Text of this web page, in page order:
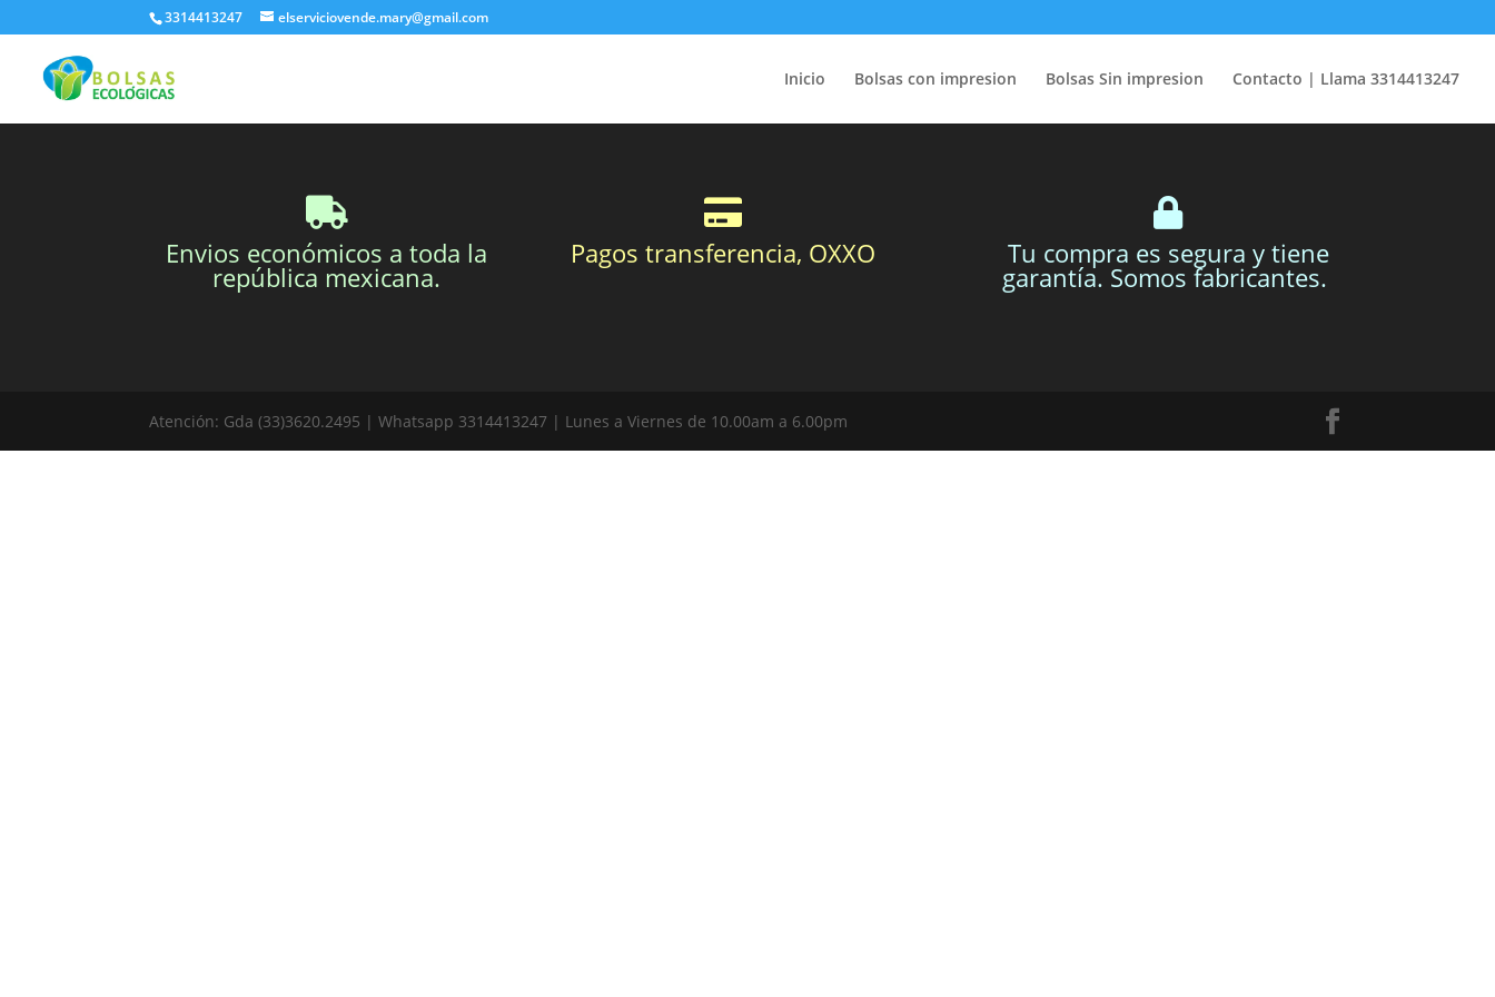
3314413247 elserviciovende.mary@gmail.com
Inicio Bolsas con impresion Bolsas Sin impresion Contacto | Llama 3314413247
Envios económicos a toda la
república mexicana.
Pagos transferencia, OXXO Tu compra es segura y tiene
garantía. Somos fabricantes.
Atención: Gda (33)3620.2495 | Whatsapp 3314413247 | Lunes a Viernes de 10.00am a 6.00pm